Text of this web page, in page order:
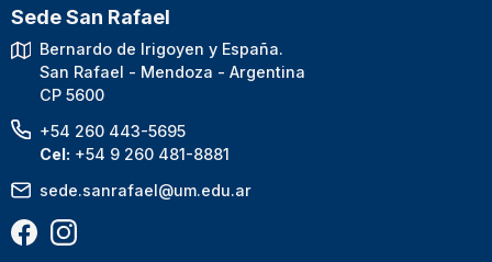
Sede San Rafael
Bernardo de Irigoyen y España.
San Rafael - Mendoza - Argentina
CP 5600
+54 260 443-5695
Cel: +54 9 260 481-8881
sede.sanrafael@um.edu.ar